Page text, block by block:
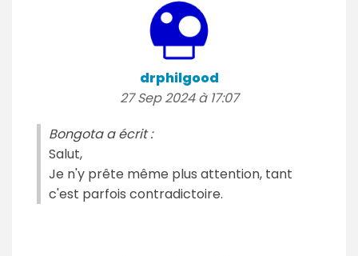
drphilgood
27 Sep 2024 à 17:07
Bongota a écrit :
Salut,
Je n'y prête même plus attention, tant
c'est parfois contradictoire.